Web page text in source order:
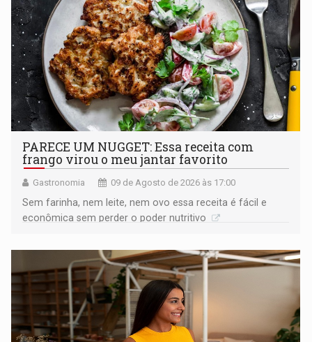
PARECE UM NUGGET: Essa receita com
frango virou o meu jantar favorito
Gastronomia 09 de Agosto de 2026 às 17:00
Sem farinha, nem leite, nem ovo essa receita é fácil e
econômica sem perder o poder nutritivo